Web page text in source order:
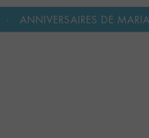
DE MARIAGE ·